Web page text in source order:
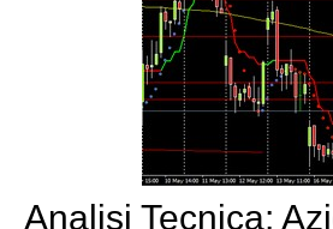
Analisi Tecnica: